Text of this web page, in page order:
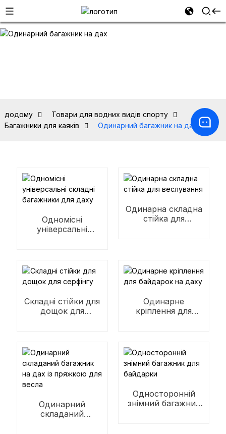
додому
Товари для водних видів спорту
Багажники для каяків
Одинарний багажник на дах
Одномісні
універсальні
Одинарна складна
стійка для
Складні стійки для
дощок для
Одинарне
кріплення для
Одинарний
складаний
Односторонній
знімний багажник